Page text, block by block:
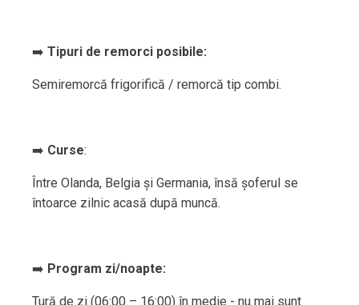
➡️ Tipuri de remorci posibile:
Semiremorcă frigorifică / remorcă tip combi.
➡️ Curse:
Între Olanda, Belgia și Germania, însă șoferul se
întoarce zilnic acasă după muncă.
➡️ Program zi/noapte:
Tură de zi (06:00 – 16:00) în medie - nu mai sunt